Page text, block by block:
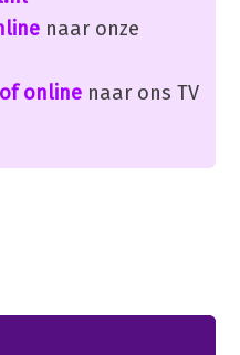
naar onze
onlinenaar ons TV